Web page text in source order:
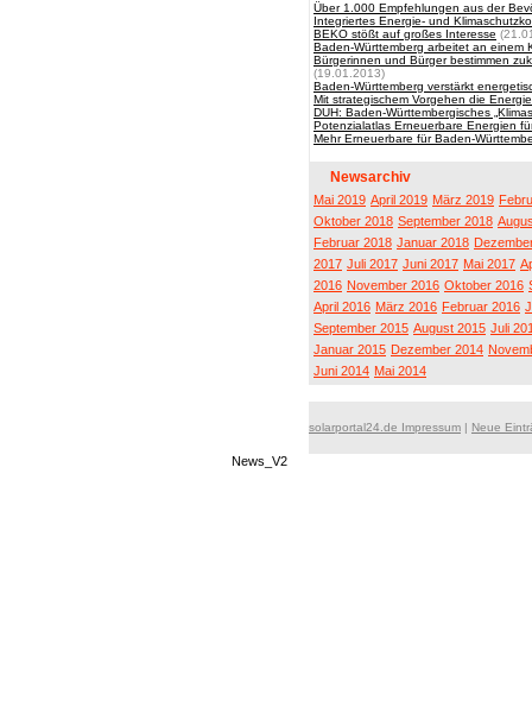
Über 1.000 Empfehlungen aus der
Integriertes Energie- und
BEKO stößt auf großes Interesse
Baden-Württemberg arbeitet an einem
Bürgerinnen und Bürger bestimmen
(19.01.2013)
Baden-Württemberg verstärkt
Mit strategischem Vorgehen die
DUH: Baden-Württembergisches
Potenzialatlas Erneuerbare Energien
Mehr Erneuerbare für Baden-
Newsarchiv
Mai 2019 April 2019 März 2019
Oktober 2018 September 2018
Februar 2018 Januar 2018
2017 Juli 2017 Juni 2017 Mai 2017
2016 November 2016 Oktober 2016
April 2016 März 2016 Februar 2016
September 2015 August 2015 Juli
Januar 2015 Dezember 2014
Juni 2014 Mai 2014
solarportal24.de Impressum | Neue
News_V2